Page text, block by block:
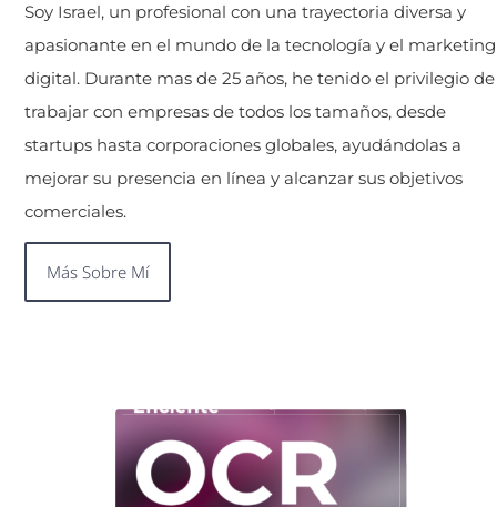
Soy Israel, un profesional con una trayectoria diversa y
apasionante en el mundo de la tecnología y el marketing
digital. Durante mas de 25 años, he tenido el privilegio de
trabajar con empresas de todos los tamaños, desde
startups hasta corporaciones globales, ayudándolas a
mejorar su presencia en línea y alcanzar sus objetivos
comerciales.
Más Sobre Mí